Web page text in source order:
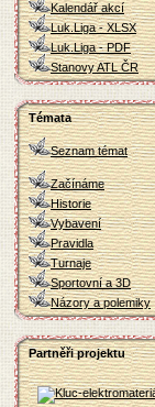
Kalendář akcí
Luk.Liga - XLSX
Luk.Liga - PDF
Stanovy ATL ČR
Témata
Seznam témat
Začínáme
Historie
Vybavení
Pravidla
Turnaje
Sportovní a 3D
Názory a polemiky
Partněři projektu